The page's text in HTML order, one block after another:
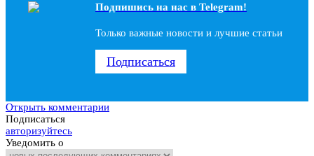
Подпишись на наc в Telegram!
Только важные новости и лучшие статьи
Подписаться
Открыть комментарии
Подписаться
авторизуйтесь
Уведомить о